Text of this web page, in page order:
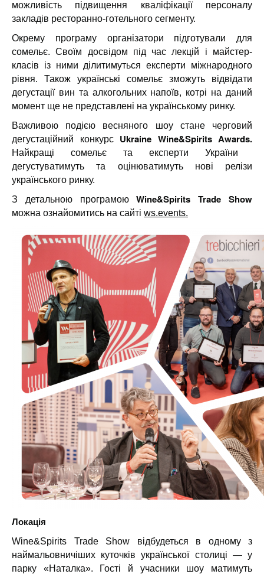
можливість підвищення кваліфікації персоналу
закладів ресторанно-готельного сегменту.
Окрему програму організатори підготували для
сомельє. Своїм досвідом під час лекцій і майстер-
класів із ними ділитимуться експерти міжнародного
рівня. Також українські сомельє зможуть відвідати
дегустації вин та алкогольних напоїв, котрі на даний
момент ще не представлені на українському ринку.
Важливою подією весняного шоу стане черговий
дегустаційний конкурс Ukraine Wine&Spirits Awards.
Найкращі сомельє та експерти України
дегустуватимуть та оцінюватимуть нові релізи
українського ринку.
З детальною програмоюWine&Spirits Trade Show
можна ознайомитись на сайті ws.events.
Локація
Wine&Spirits Trade Show відбудеться в одному з
наймальовничіших куточків української столиці — у
парку «Наталка». Гості й учасники шоу матимуть